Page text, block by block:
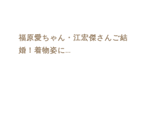
福原愛ちゃん・江宏傑さんご結
婚！着物姿に...